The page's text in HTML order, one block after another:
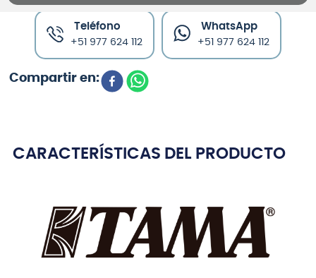
Teléfono
+51 977 624 112
WhatsApp
+51 977 624 112
CARACTERÍSTICAS DEL PRODUCTO